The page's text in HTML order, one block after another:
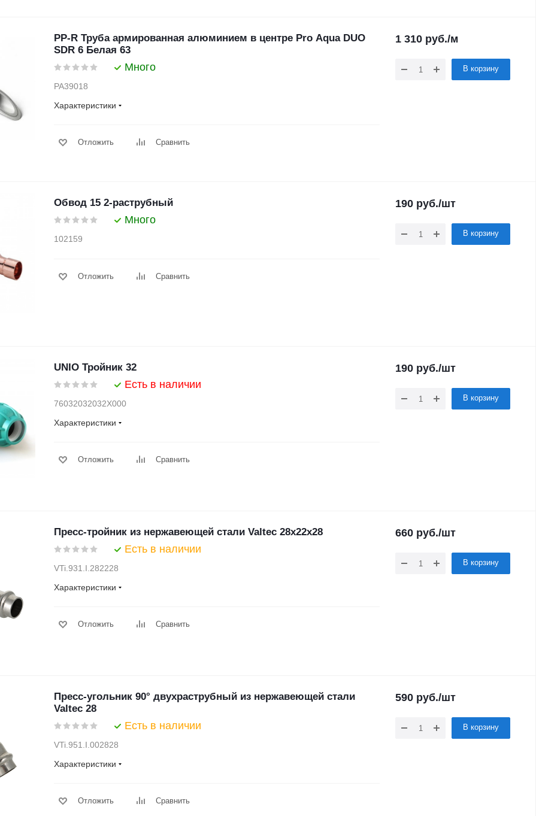
PP-R Труба армированная алюминием в центре Pro Aqua DUO
SDR 6 Белая 63
Много
PA39018
Характеристики
Отложить Сравнить
1 310 руб./м
В корзину
Обвод 15 2-раструбный
Много
102159
Отложить Сравнить
190 руб./шт
В корзину
UNIO Тройник 32
Есть в наличии
76032032032X000
Характеристики
Отложить Сравнить
190 руб./шт
В корзину
Пресс-тройник из нержавеющей стали Valtec 28х22х28
Есть в наличии
VTi.931.I.282228
Характеристики
Отложить Сравнить
660 руб./шт
В корзину
Пресс-угольник 90° двухраструбный из нержавеющей стали
Valtec 28
Есть в наличии
VTi.951.I.002828
Характеристики
Отложить Сравнить
590 руб./шт
В корзину